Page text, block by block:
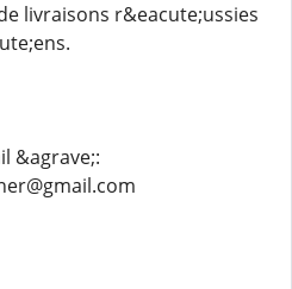
livraisons r&eacute;ussies
&agrave;: